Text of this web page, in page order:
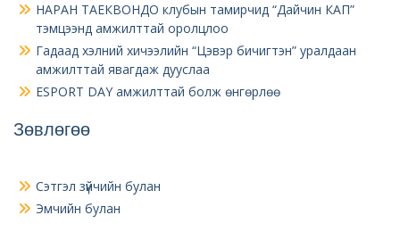
НАРАН ТАЕКВОНДО клубын тамирчид “Дайчин КАП”
тэмцээнд амжилттай оролцлоо
Гадаад хэлний хичээлийн “Цэвэр бичигтэн” уралдаан
амжилттай явагдаж дууслаа
ESPORT DAY амжилттай болж өнгөрлөө
Зөвлөгөө
Сэтгэл зүйчийн булан
Эмчийн булан